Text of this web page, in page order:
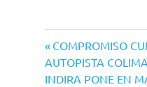
Navegación
de
Entrada
anterior:
COMPROMISO
AUTOPISTA
Siguiente
INDIRA PONE EN